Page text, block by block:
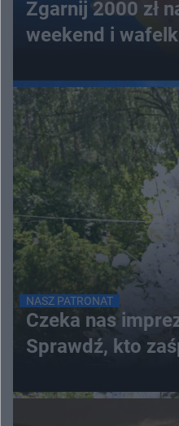
Zgarnij 2000 zł
weekend i
NASZ PATRONAT
Czeka nas
Sprawdź, kto